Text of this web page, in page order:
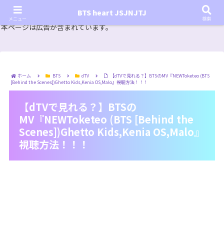
『In the SOOP BTS ver.』シーズン2放送決定！いつから始まる？インザスープの放送開始日・視聴
方法は？【In the SOOP BTS ver. Season 2】
本ページは広告が含まれています。
ホーム BTS dTV
【dTVで見れる？】BTSのMV『NEWToketeo (BTS
[Behind the Scenes])Ghetto Kids,Kenia OS,Malo』視聴方法！！！
【dTVで見れる？】BTSの
MV『NEWToketeo (BTS [Behind the
Scenes])Ghetto Kids,Kenia OS,Malo』
視聴方法！！！
メニュー
BTS heart JSJNJTJ
検索